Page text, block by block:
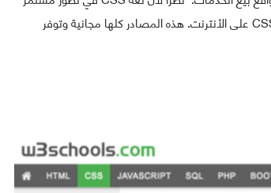
فقد ارتأينا اليوم أن نشارك معكم بعض من أفضل المصادر لتعلم لغة البرمجة CSS على الأنترنت. هذه المصادر كلها مجانية وتوفر